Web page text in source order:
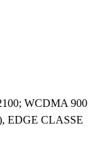
WCDMA 900
EDGE CLASSE